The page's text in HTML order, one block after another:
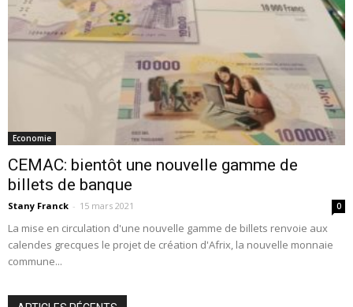
Economie
CEMAC: bientôt une nouvelle gamme de
billets de banque
Stany Franck - 15 mars 2021 0
La mise en circulation d'une nouvelle gamme de billets renvoie aux
calendes grecques le projet de création d'Afrix, la nouvelle monnaie
commune...